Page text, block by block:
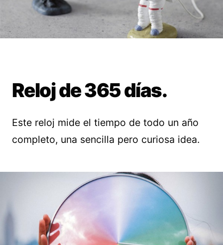
Reloj de 365 días.
Este reloj mide el tiempo de todo un año
completo, una sencilla pero curiosa idea.